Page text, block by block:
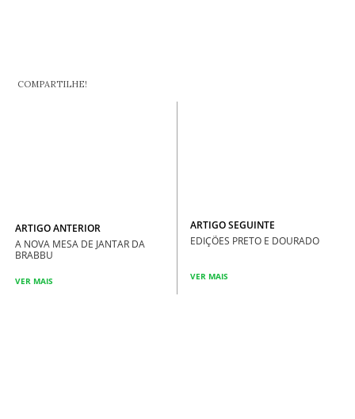
COMPARTILHE!
ARTIGO ANTERIOR
A NOVA MESA DE JANTAR DA
BRABBU
VER MAIS
ARTIGO SEGUINTE
EDIÇÕES PRETO E DOURADO
VER MAIS